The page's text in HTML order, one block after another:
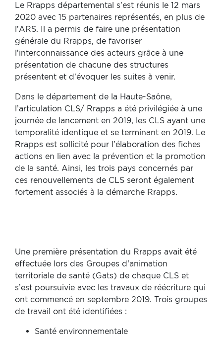
Le Rrapps départemental s’est réunis le 12 mars
2020 avec 15 partenaires représentés, en plus de
l’ARS. Il a permis de faire une présentation
générale du Rrapps, de favoriser
l’interconnaissance des acteurs grâce à une
présentation de chacune des structures
présentent et d’évoquer les suites à venir.
Dans le département de la Haute-Saône,
l’articulation CLS/ Rrapps a été privilégiée à une
journée de lancement en 2019, les CLS ayant une
temporalité identique et se terminant en 2019. Le
Rrapps est sollicité pour l’élaboration des fiches
actions en lien avec la prévention et la promotion
de la santé. Ainsi, les trois pays concernés par
ces renouvellements de CLS seront également
fortement associés à la démarche Rrapps.
Une première présentation du Rrapps avait été
effectuée lors des Groupes d'animation
territoriale de santé (Gats) de chaque CLS et
s’est poursuivie avec les travaux de réécriture qui
ont commencé en septembre 2019. Trois groupes
de travail ont été identifiées :
Santé environnementale